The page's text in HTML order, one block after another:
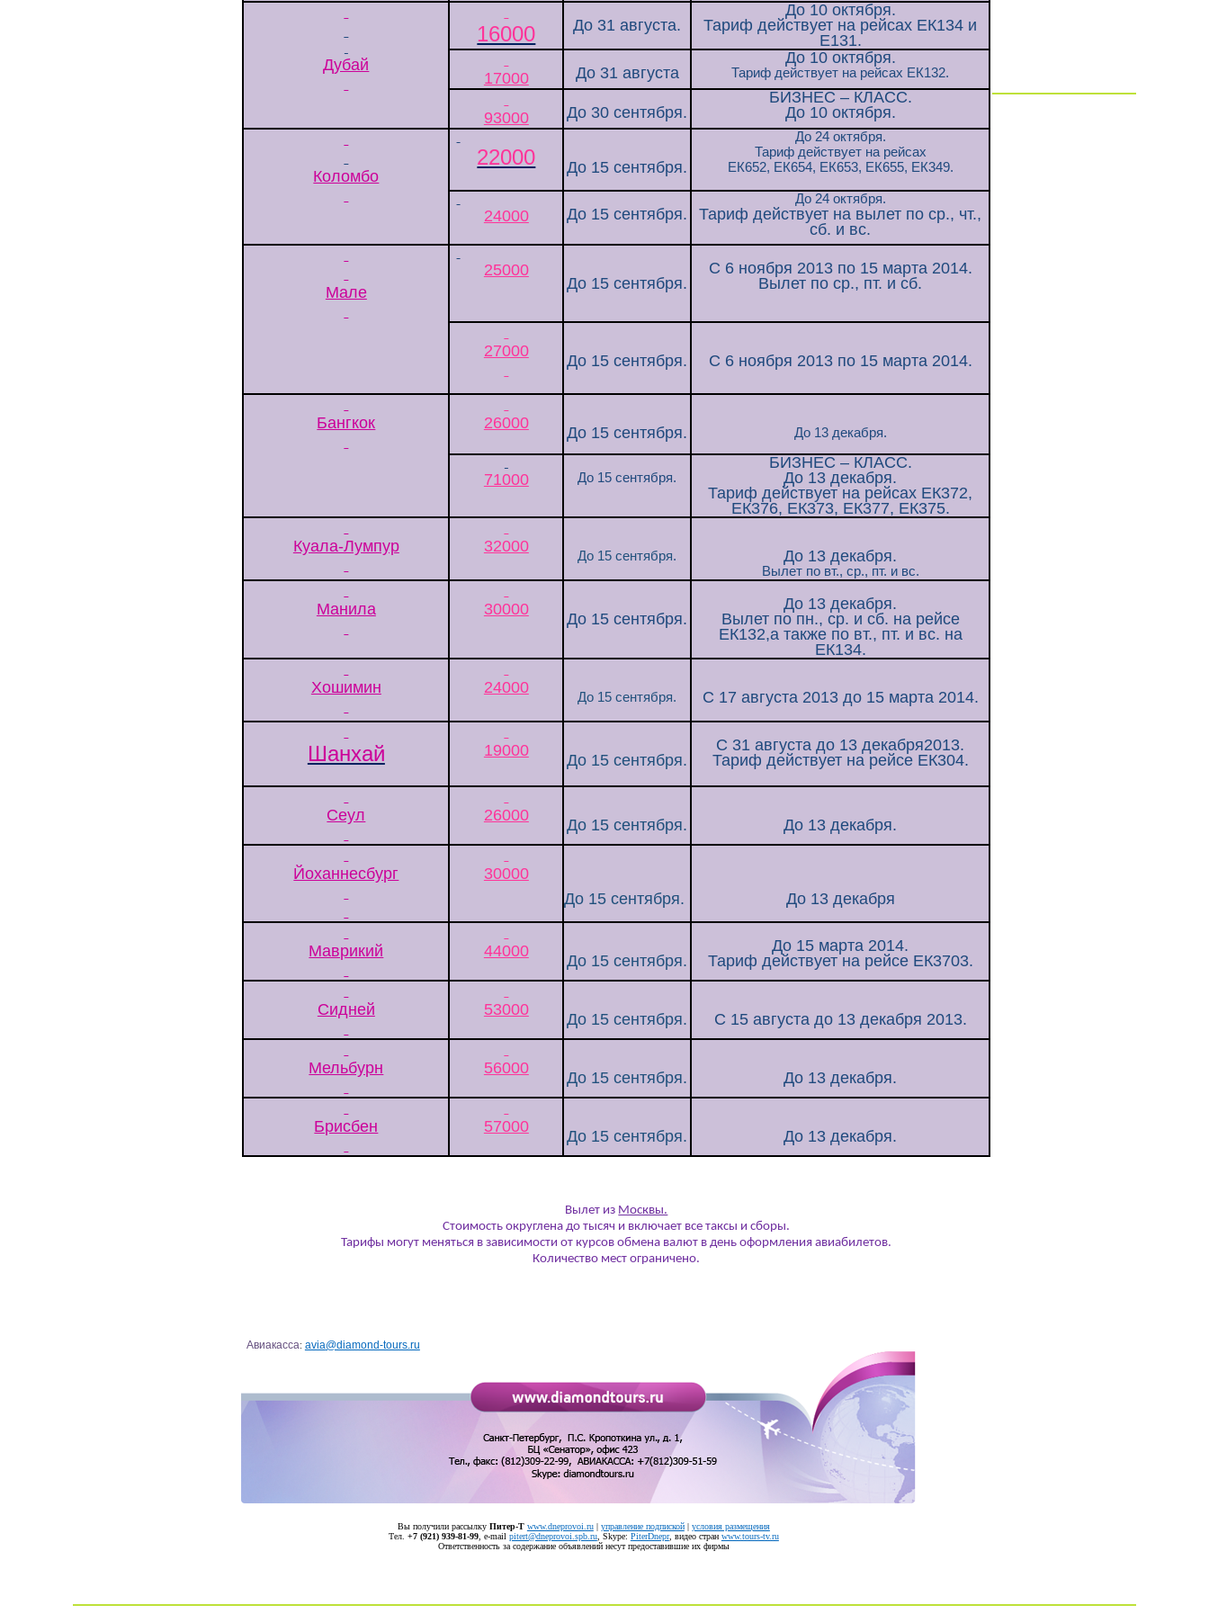
Дубай
16000 До 31 августа.
До 10 октября.
Тариф действует на рейсах ЕК134 и
Е131.
17000 До 31 августа
До 10 октября.
Тариф действует на рейсах ЕК132.
93000 До 30 сентября.
БИЗНЕС – КЛАСС.
До 10 октября.
Коломбо
22000 До 15 сентября.
До 24 октября.
Тариф действует на рейсах
ЕК652, ЕК654, ЕК653, ЕК655, ЕК349.
24000 До 15 сентября.
До 24 октября.
Тариф действует на вылет по ср., чт.,
сб. и вс.
Мале
25000
До 15 сентября.
С 6 ноября 2013 по 15 марта 2014.
Вылет по ср., пт. и сб.
27000
До 15 сентября. С 6 ноября 2013 по 15 марта 2014.
Бангкок 26000
До 15 сентября. До 13 декабря.
71000 До 15 сентября.
БИЗНЕС – КЛАСС.
До 13 декабря.
Тариф действует на рейсах ЕК372,
ЕК376, ЕК373, ЕК377, ЕК375.
Куала-Лумпур 32000
До 15 сентября. До 13 декабря.
Вылет по вт., ср., пт. и вс.
Манила 30000
До 15 сентября.
До 13 декабря.
Вылет по пн., ср. и сб. на рейсе
ЕК132,а также по вт., пт. и вс. на
ЕК134.
Хошимин 24000
До 15 сентября. С 17 августа 2013 до 15 марта 2014.
Шанхай 19000
До 15 сентября.
С 31 августа до 13 декабря2013.
Тариф действует на рейсе ЕК304.
Сеул 26000
До 15 сентября. До 13 декабря.
Йоханнесбург
30000
До 15 сентября.
До 13 декабря
Маврикий 44000
До 15 сентября.
До 15 марта 2014.
Тариф действует на рейсе ЕК3703.
Сидней 53000
До 15 сентября. С 15 августа до 13 декабря 2013.
Мельбурн 56000
До 15 сентября. До 13 декабря.
Брисбен 57000
До 15 сентября. До 13 декабря.
Вылет из Москвы.
Стоимость округлена до тысяч и включает все таксы и сборы.
Тарифы могут меняться в зависимости от курсов обмена валют в день оформления авиабилетов.
Количество мест ограничено.
Авиакасса: avia@diamond-tours.ru
Вы получили рассылку Питер-Т www.dneprovoi.ru| управление подпиской| условия размещения
Тел. +7 (921) 939-81-99, е-mail pitert@dneprovoi.spb.ru, Skype: PiterDnepr, видео стран www.tours-tv.ru
Ответственность за содержание объявлений несут предоставившие их фирмы